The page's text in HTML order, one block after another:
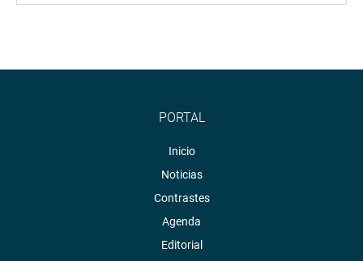
PORTAL
Inicio
Noticias
Contrastes
Agenda
Editorial